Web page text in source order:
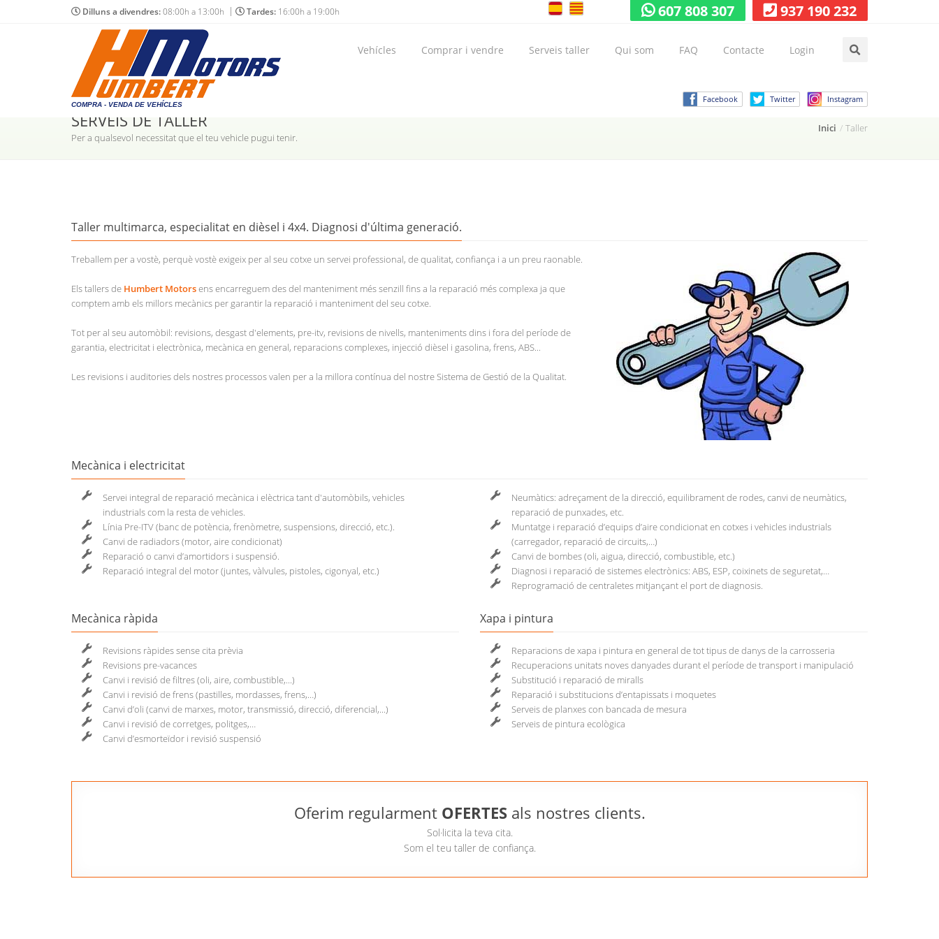
Dilluns a divendres:08:00h a 13:00h Tardes: 16:00h a 19:00h 937 190 232
607 808 307
COMPRA - VENDA DE VEHÍCLES
Vehícles Comprar i vendre Serveis taller Qui som FAQ Contacte Login
Facebook Twitter Instagram
SERVEIS DE TALLER
Per a qualsevol necessitat que el teu vehicle pugui tenir.
Inici Taller
Taller multimarca, especialitat en dièsel i 4x4. Diagnosi d'última generació.
Treballem per a vostè, perquè vostè exigeix per al seu cotxe un servei professional, de qualitat, confiança i a un preu raonable.
Els tallers de Humbert Motorsens encarreguem des del manteniment més senzill fins a la reparació més complexa ja que
comptem amb els millors mecànics per garantir la reparació i manteniment del seu cotxe.
Tot per al seu automòbil: revisions, desgast d'elements, pre-itv, revisions de nivells, manteniments dins i fora del període de
garantia, electricitat i electrònica, mecànica en general, reparacions complexes, injecció dièsel i gasolina, frens, ABS...
Les revisions i auditories dels nostres processos valen per a la millora contínua del nostre Sistema de Gestió de la Qualitat.
Mecànica i electricitat
Servei integral de reparació mecànica i elèctrica tant d'automòbils, vehicles
industrials com la resta de vehicles.
Línia Pre-ITV (banc de potència, frenòmetre, suspensions, direcció, etc.).
Canvi de radiadors (motor, aire condicionat)
Reparació o canvi d’amortidors i suspensió.
Reparació integral del motor (juntes, vàlvules, pistoles, cigonyal, etc.)
Neumàtics: adreçament de la direcció, equilibrament de rodes, canvi de neumàtics,
reparació de punxades, etc.
Muntatge i reparació d’equips d’aire condicionat en cotxes i vehicles industrials
(carregador, reparació de circuits,…)
Canvi de bombes (oli, aigua, direcció, combustible, etc.)
Diagnosi i reparació de sistemes electrònics: ABS, ESP, coixinets de seguretat,…
Reprogramació de centraletes mitjançant el port de diagnosis.
Mecànica ràpida
Revisions ràpides sense cita prèvia
Revisions pre-vacances
Canvi i revisió de filtres (oli, aire, combustible,...)
Canvi i revisió de frens (pastilles, mordasses, frens,…)
Canvi d’oli (canvi de marxes, motor, transmissió, direcció, diferencial,...)
Canvi i revisió de corretges, politges,…
Canvi d’esmorteïdor i revisió suspensió
Xapa i pintura
Reparacions de xapa i pintura en general de tot tipus de danys de la carrosseria
Recuperacions unitats noves danyades durant el període de transport i manipulació
Substitució i reparació de miralls
Reparació i substitucions d’entapissats i moquetes
Serveis de planxes con bancada de mesura
Serveis de pintura ecològica
Oferim regularment OFERTESals nostres clients.
Sol·licita la teva cita.
Som el teu taller de confiança.